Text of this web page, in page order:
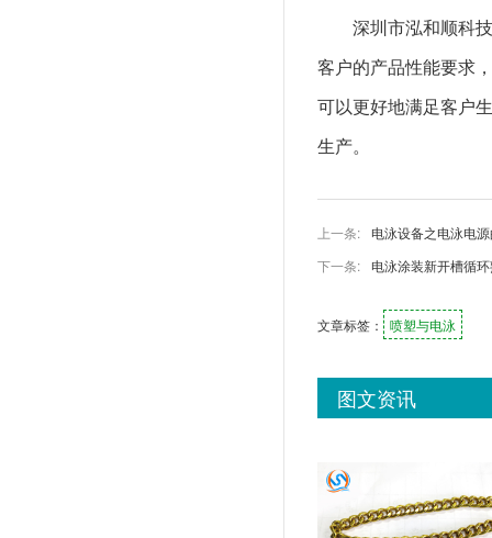
深圳市泓和顺科
客户的产品性能要求
可以更好地满足客户
生产。
上一条:
电泳设备之电泳电
下一条:
电泳涂装新开槽循
文章标签： 喷塑与电泳
图文资讯